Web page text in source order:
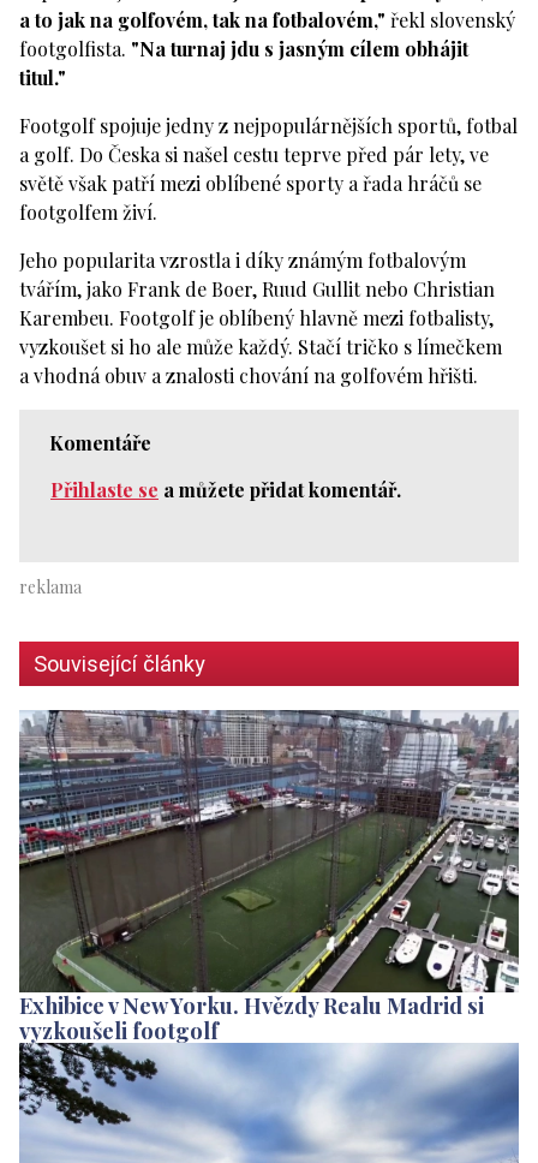
a to jak na golfovém, tak na fotbalovém," řekl slovenský
footgolfista. "Na turnaj jdu s jasným cílem obhájit
titul."
Footgolf spojuje jedny z nejpopulárnějších sportů, fotbal
a golf. Do Česka si našel cestu teprve před pár lety, ve
světě však patří mezi oblíbené sporty a řada hráčů se
footgolfem živí.
Jeho popularita vzrostla i díky známým fotbalovým
tvářím, jako Frank de Boer, Ruud Gullit nebo Christian
Karembeu. Footgolf je oblíbený hlavně mezi fotbalisty,
vyzkoušet si ho ale může každý. Stačí tričko s límečkem
a vhodná obuv a znalosti chování na golfovém hřišti.
Komentáře
Přihlaste se a můžete přidat komentář.
Související články
Exhibice v New Yorku. Hvězdy Realu Madrid si
vyzkoušeli footgolf